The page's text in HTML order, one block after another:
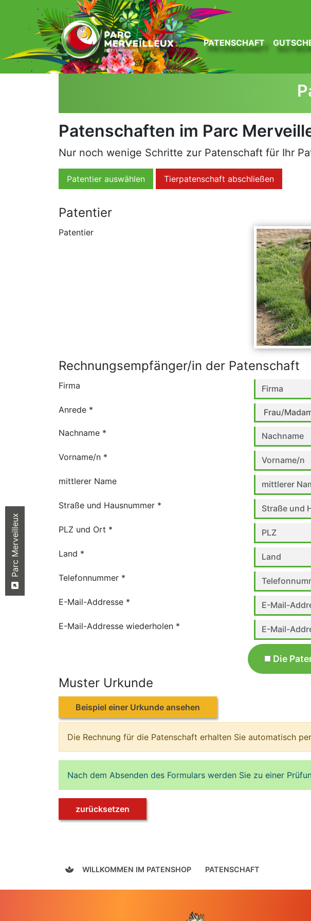
zum Inhalt
PATENSCHAFT
Patenschaften im Parc
Nur noch wenige Schritte zur Patenschaft für Ihr
Patentier auswählen Tierpatenschaft abschließen
Patentier
Patentier
Rechnungsempfänger/in der Patenschaft
Firma
Anrede *
Nachname *
Vorname/n *
mittlerer Name
Straße und Hausnummer *
PLZ und Ort *
Land *
Telefonnummer *
E-Mail-Addresse *
E-Mail-Addresse wiederholen *
Die
Muster Urkunde
Beispiel einer Urkunde ansehen
Die Rechnung für die Patenschaft erhalten Sie automatisch
Nach dem Absenden des Formulars werden Sie zu einer
zurücksetzen
WILLKOMMEN IM PATENSHOP PATENSCHAFT
Parc Merveilleux